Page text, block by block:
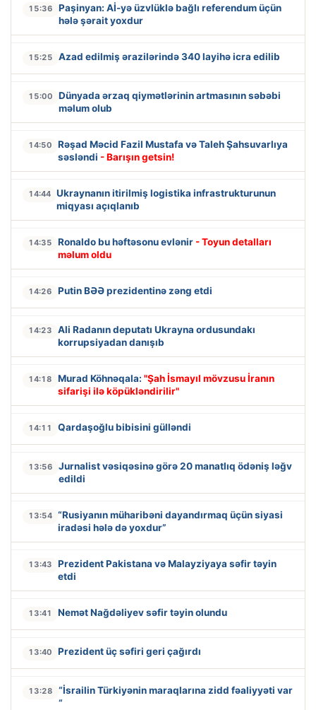
15:36
Paşinyan: Aİ-yə üzvlüklə bağlı referendum üçün
hələ şərait yoxdur
15:25 Azad edilmiş ərazilərində 340 layihə icra edilib
15:00
Dünyada ərzaq qiymətlərinin artmasının səbəbi
məlum olub
14:50
Rəşad Məcid Fazil Mustafa və Taleh Şahsuvarlıya
səsləndi - Barışın getsin!
14:44 Ukraynanın itirilmiş logistika infrastrukturunun
miqyası açıqlanıb
14:35 Ronaldo bu həftəsonu evlənir - Toyun detalları
məlum oldu
14:26 Putin BƏƏ prezidentinə zəng etdi
14:23
Ali Radanın deputatı Ukrayna ordusundakı
korrupsiyadan danışıb
14:18 Murad Köhnəqala: "Şah İsmayıl mövzusu İranın
sifarişi ilə köpükləndirilir"
14:11 Qardaşoğlu bibisini gülləndi
13:56
Jurnalist vəsiqəsinə görə 20 manatlıq ödəniş ləğv
edildi
13:54 “Rusiyanın müharibəni dayandırmaq üçün siyasi
iradəsi hələ də yoxdur”
13:43
Prezident Pakistana və Malayziyaya səfir təyin
etdi
13:41 Nemət Nağdəliyev səfir təyin olundu
13:40 Prezident üç səfiri geri çağırdı
13:28
“İsrailin Türkiyənin maraqlarına zidd fəaliyyəti var
“